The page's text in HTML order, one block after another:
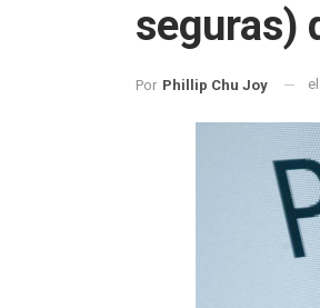
seguras)
Por Phillip Chu Joy el